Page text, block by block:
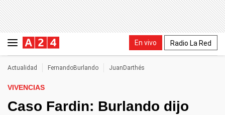
En vivo Radio La Red
Actualidad FernandoBurlando JuanDarthés
VIVENCIAS
Caso Fardin: Burlando dijo